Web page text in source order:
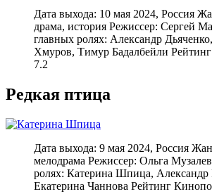
Дата выхода: 10 мая 2024, Россия
драма, история Режиссер: Сергей
главных ролях: Александр
Хмуров, Тимур Бадалбейли
7.2
Редкая птица
Дата выхода: 9 мая 2024, Россия
мелодрама Режиссер: Ольга
ролях: Катерина Шпица, Александр
Екатерина Чаннова Рейтинг